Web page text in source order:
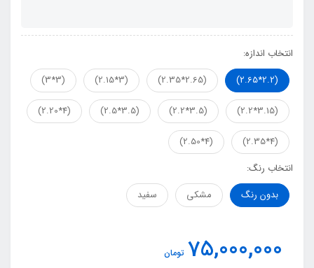
انتخاب اندازه:
(2.2*2.65)
(2.65*2.35)
(3*2.15)
(3*3)
(3.15*2.2)
(3.5*2.2)
(3.5*2.5)
(4*2.20)
(4*2.35)
(4*2.50)
انتخاب رنگ:
بدون رنگ
مشکی سفید
75,000,000 تومان